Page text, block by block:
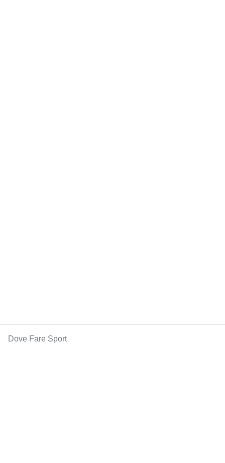
Dove Fare Sport